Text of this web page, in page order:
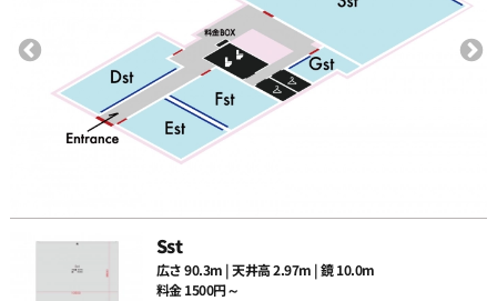
12:30
Sst
広さ 90.3m | 天井高 2.97m | 鏡 10.0m
料金 1500円～